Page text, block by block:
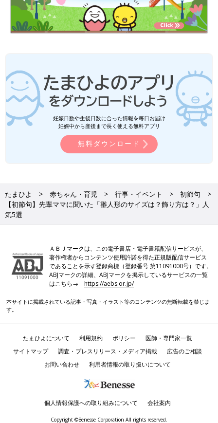
妊娠日数や生後日数に合った情報を毎日お届け
妊娠中から産後まで長く使える無料アプリ
無料ダウンロード
たまひよ 赤ちゃん・育児 行事・イベント
初節句
【初節句】先輩ママに聞いた「雛人形のサイズは？飾り方は？」人
気5選
ＡＢＪマークは、この電子書店・電子書籍配信サービスが、
著作権者からコンテンツ使用許諾を得た正規版配信サービス
であることを示す登録商標（登録番号 第11091000号）です。
ABJマークの詳細、ABJマークを掲示しているサービスの一覧
はこちら→https://aebs.or.jp/
本サイトに掲載されている記事・写真・イラスト等のコンテンツの無断転載を禁じま
す。
たまひよについて 利用規約 ポリシー
医師・専門家一覧
サイトマップ
調査・プレスリリース・メディア掲載
広告のご相談
お問い合わせ
利用者情報の取り扱いについて
個人情報保護への取り組みについて 会社案内
Copyright ©Benesse Corporation All rights reserved.